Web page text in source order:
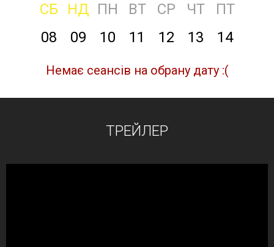
СБ НД ПН ВТ СР ЧТ
ПТ
08
09 10 11 12 13 14
Немає сеансів на обрану дату :(
ТРЕЙЛЕР